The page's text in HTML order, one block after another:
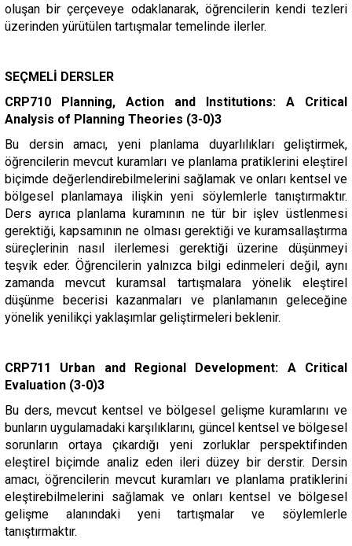
oluşan bir çerçeveye odaklanarak, öğrencilerin kendi tezleri
üzerinden yürütülen tartışmalar temelinde ilerler.
SEÇMELİ DERSLER
CRP710 Planning, Action and Institutions: A Critical
Analysis of Planning Theories (3-0)3
Bu dersin amacı, yeni planlama duyarlılıkları geliştirmek,
öğrencilerin mevcut kuramları ve planlama pratiklerini eleştirel
biçimde değerlendirebilmelerini sağlamak ve onları kentsel ve
bölgesel planlamaya ilişkin yeni söylemlerle tanıştırmaktır.
Ders ayrıca planlama kuramının ne tür bir işlev üstlenmesi
gerektiği, kapsamının ne olması gerektiği ve kuramsallaştırma
süreçlerinin nasıl ilerlemesi gerektiği üzerine düşünmeyi
teşvik eder. Öğrencilerin yalnızca bilgi edinmeleri değil, aynı
zamanda mevcut kuramsal tartışmalara yönelik eleştirel
düşünme becerisi kazanmaları ve planlamanın geleceğine
yönelik yenilikçi yaklaşımlar geliştirmeleri beklenir.
CRP711 Urban and Regional Development: A Critical
Evaluation (3-0)3
Bu ders, mevcut kentsel ve bölgesel gelişme kuramlarını ve
bunların uygulamadaki karşılıklarını, güncel kentsel ve bölgesel
sorunların ortaya çıkardığı yeni zorluklar perspektifinden
eleştirel biçimde analiz eden ileri düzey bir derstir. Dersin
amacı, öğrencilerin mevcut kuramları ve planlama pratiklerini
eleştirebilmelerini sağlamak ve onları kentsel ve bölgesel
gelişme alanındaki yeni tartışmalar ve söylemlerle
tanıştırmaktır.